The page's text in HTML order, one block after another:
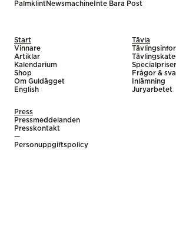
PalmklintNewsmachine Inte Bara Post
Start
Vinnare
Artiklar
Kalendarium
Shop
Om Guldägget
English
Tävla
Specialpriser
Frågor &
Inlämning
Juryarbetet
Press
Pressmeddelanden
Presskontakt
—
Personuppgiftspolicy